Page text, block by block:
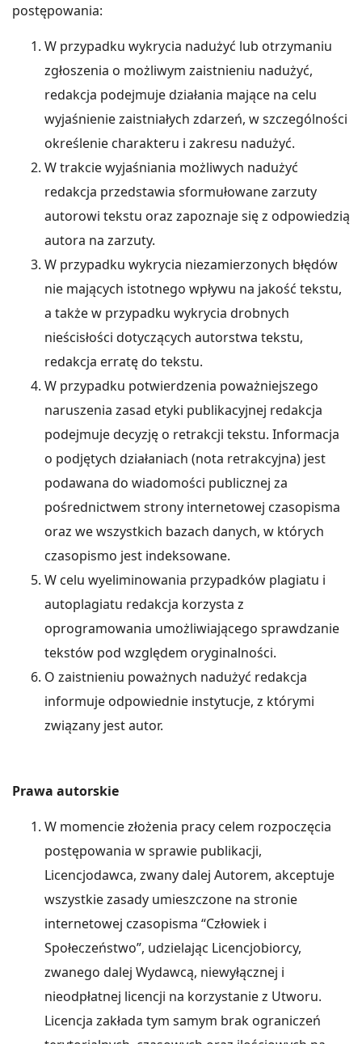
postępowania:
W przypadku wykrycia nadużyć lub otrzymaniu
zgłoszenia o możliwym zaistnieniu nadużyć,
redakcja podejmuje działania mające na celu
wyjaśnienie zaistniałych zdarzeń, w szczególności
określenie charakteru i zakresu nadużyć.
W trakcie wyjaśniania możliwych nadużyć
redakcja przedstawia sformułowane zarzuty
autorowi tekstu oraz zapoznaje się z odpowiedzią
autora na zarzuty.
W przypadku wykrycia niezamierzonych błędów
nie mających istotnego wpływu na jakość tekstu,
a także w przypadku wykrycia drobnych
nieścisłości dotyczących autorstwa tekstu,
redakcja erratę do tekstu.
W przypadku potwierdzenia poważniejszego
naruszenia zasad etyki publikacyjnej redakcja
podejmuje decyzję o retrakcji tekstu. Informacja
o podjętych działaniach (nota retrakcyjna) jest
podawana do wiadomości publicznej za
pośrednictwem strony internetowej czasopisma
oraz we wszystkich bazach danych, w których
czasopismo jest indeksowane.
W celu wyeliminowania przypadków plagiatu i
autoplagiatu redakcja korzysta z
oprogramowania umożliwiającego sprawdzanie
tekstów pod względem oryginalności.
O zaistnieniu poważnych nadużyć redakcja
informuje odpowiednie instytucje, z którymi
związany jest autor.
Prawa autorskie
W momencie złożenia pracy celem rozpoczęcia
postępowania w sprawie publikacji,
Licencjodawca, zwany dalej Autorem, akceptuje
wszystkie zasady umieszczone na stronie
internetowej czasopisma “Człowiek i
Społeczeństwo”, udzielając Licencjobiorcy,
zwanego dalej Wydawcą, niewyłącznej i
nieodpłatnej licencji na korzystanie z Utworu.
Licencja zakłada tym samym brak ograniczeń